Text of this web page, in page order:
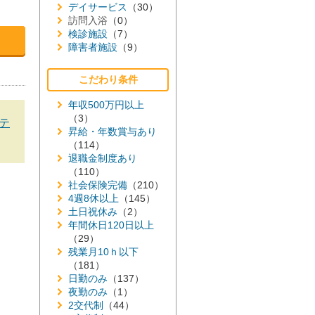
デイサービス
（30）
訪問入浴 （0）
検診施設 （7）
障害者施設 （9）
こだわり条件
年収500万円以上
（3）
昇給・年数賞与あり
（114）
退職金制度あり
（110）
社会保険完備 （210）
4週8休以上 （145）
土日祝休み （2）
年間休日120日以上
（29）
残業月10ｈ以下
（181）
日勤のみ （137）
夜勤のみ （1）
2交代制
（44）